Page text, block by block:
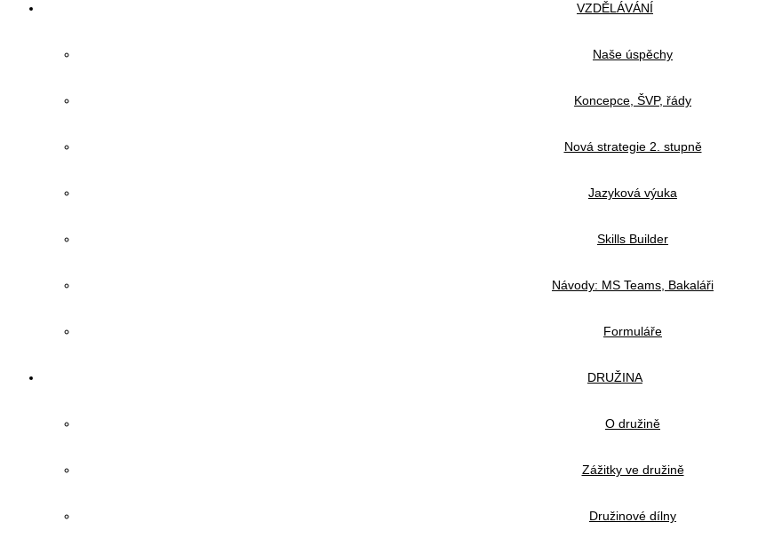
VZDĚLÁVÁNÍ
Naše úspěchy
Koncepce, ŠVP, řády
Nová strategie 2. stupně
Jazyková výuka
Skills Builder
Návody: MS Teams, Bakaláři
Formuláře
DRUŽINA
O družině
Zážitky ve družině
Družinové dílny